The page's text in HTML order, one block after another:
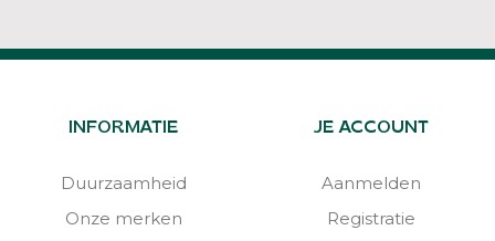
INFORMATIE
Duurzaamheid
Onze merken
JE ACCOUNT
Aanmelden
Registratie